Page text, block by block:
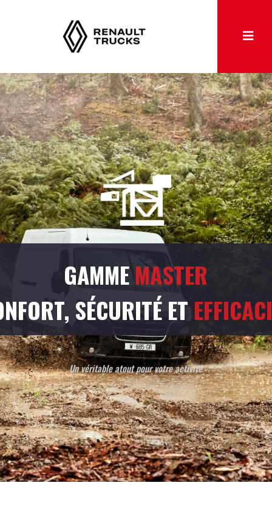
GAMME MASTER
SÉCURITÉ ET
Un véritable atout pour votre activité